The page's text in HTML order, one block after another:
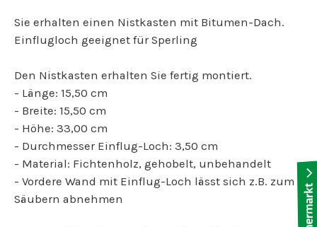
Sie erhalten einen Nistkasten mit Bitumen-Dach.
Einflugloch geeignet für Sperling
Den Nistkasten erhalten Sie fertig montiert.
- Länge: 15,50 cm
- Breite: 15,50 cm
- Höhe: 33,00 cm
- Durchmesser Einflug-Loch: 3,50 cm
- Material: Fichtenholz, gehobelt, unbehandelt
- Vordere Wand mit Einflug-Loch lässt sich z.B. zum
Säubern abnehmen